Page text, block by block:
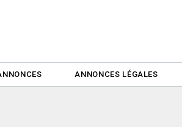
ANNONCES LÉGALES